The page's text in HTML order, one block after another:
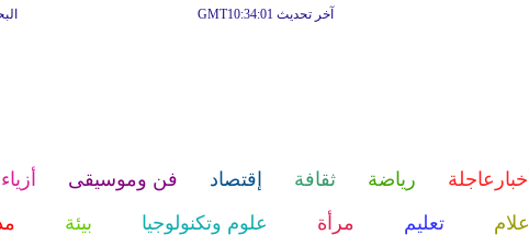
آخر تحديث GMT10:34:01
أخبارعاجلة رياضة ثقافة إقتصاد فن وموسيقى أزياء
إعلام تعليم مرأة علوم وتكنولوجيا بيئة